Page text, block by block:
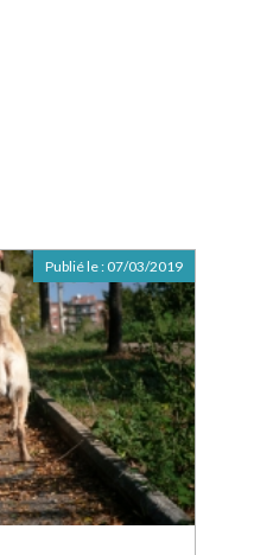
Publié le : 07/03/2019